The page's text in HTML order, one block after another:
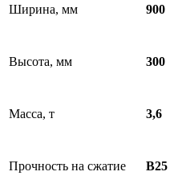
Ширина, мм 900
Высота, мм 300
Масса, т 3,6
Прочность на сжатие B25